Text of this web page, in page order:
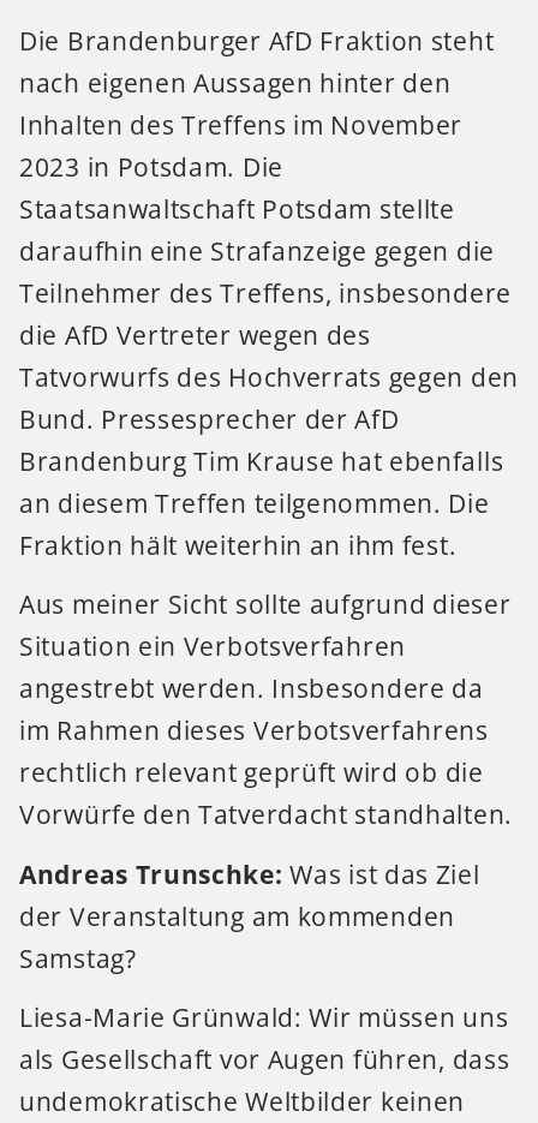
Die Brandenburger AfD Fraktion steht
nach eigenen Aussagen hinter den
Inhalten des Treffens im November
2023 in Potsdam. Die
Staatsanwaltschaft Potsdam stellte
daraufhin eine Strafanzeige gegen die
Teilnehmer des Treffens, insbesondere
die AfD Vertreter wegen des
Tatvorwurfs des Hochverrats gegen den
Bund. Pressesprecher der AfD
Brandenburg Tim Krause hat ebenfalls
an diesem Treffen teilgenommen. Die
Fraktion hält weiterhin an ihm fest.
Aus meiner Sicht sollte aufgrund dieser
Situation ein Verbotsverfahren
angestrebt werden. Insbesondere da
im Rahmen dieses Verbotsverfahrens
rechtlich relevant geprüft wird ob die
Vorwürfe den Tatverdacht standhalten.
Andreas Trunschke: Was ist das Ziel
der Veranstaltung am kommenden
Samstag?
Liesa-Marie Grünwald: Wir müssen uns
als Gesellschaft vor Augen führen, dass
undemokratische Weltbilder keinen